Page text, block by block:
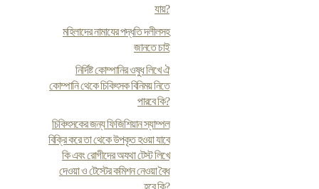
যায়?
মহিলাদের নামাযের পদ্ধতি দলীলসহ
জানতে চাই
নির্দিষ্ট কোম্পানির ওষুধ লিখে ঐ
কোম্পানি থেকে চিকিৎসক বিনিময় নিতে
পারবে কি?
চিকিৎসকের জন্য ফিজিশিয়ান স্যাম্পল
বিক্রি করে তা থেকে উপকৃত হওয়া যাবে
কি এবং রোগীদের অযথা টেস্ট লিখে
দেওয়া ও টেস্টের কমিশন নেওয়া বৈধ
হবে কি?